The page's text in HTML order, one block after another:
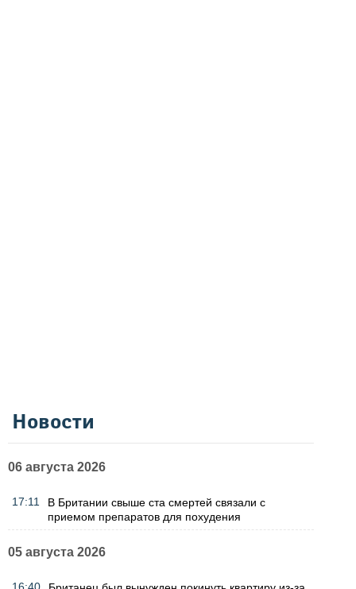
Новости
06 августа 2026
17:11
В Британии свыше ста смертей связали с
приемом препаратов для похудения
05 августа 2026